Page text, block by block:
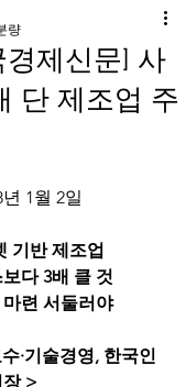
제신문] 사
단 제조업 주
량
1월 2일
기반 제조업
다 3배 클 것
련 서둘러야
·기술경영, 한국인
장 >